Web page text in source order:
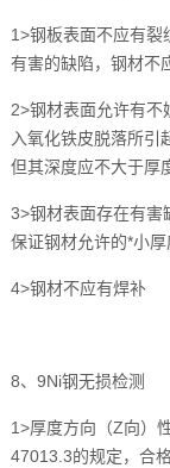
1>钢板表面不应有裂
有害的缺陷，钢材不
2>钢材表面允许有不
入氧化铁皮脱落所引
但其深度应不大于厚
3>钢材表面存在有害
保证钢材允许的*小厚
4>钢材不应有焊补
8、9Ni钢无损检测
1>厚度方向（Z向）
47013.3的规定，合